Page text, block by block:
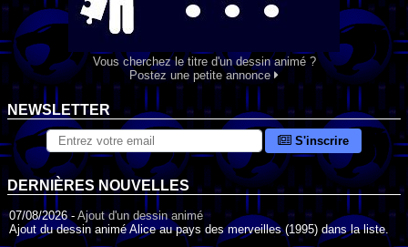
Vous cherchez le titre d'un dessin animé ?
Postez une petite annonce
NEWSLETTER
S'inscrire
DERNIÈRES NOUVELLES
07/08/2026 -Ajout d'un dessin animé
Ajout du dessin animé Alice au pays des merveilles (1995) dans la liste.